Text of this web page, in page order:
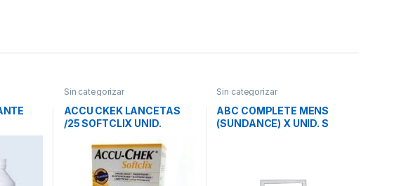
Sin categorizar
ACCU CKEK LANCETAS
/25 SOFTCLIX UNID.
Sin categorizar
ABC COMPLETE MENS
(SUNDANCE) X UNID. S